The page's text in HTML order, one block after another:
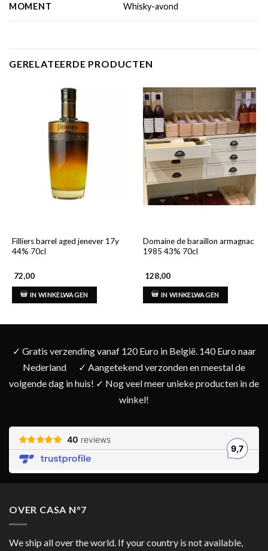
MOMENT Whisky-avond
GERELATEERDE PRODUCTEN
Filliers barrel aged jenever 17y
44% 70cl
72,00
IN WINKELWAGEN
Domaine de baraillon armagnac
1985 43% 70cl
128,00
IN WINKELWAGEN
✓ Gratis verzending vanaf 120 Euro in België. 140 Euro naar
Nederland
✓ Aangetekend verzonden en meestal de
volgende dag in huis! ✓ Nog veel meer unieke producten in de
winkel!
OVER CASA N°7
We ship all over the world. If your country is not available,